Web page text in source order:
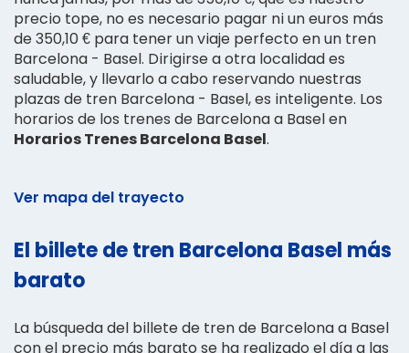
precio tope, no es necesario pagar ni un euros más
de 350,10 € para tener un viaje perfecto en un tren
Barcelona - Basel. Dirigirse a otra localidad es
saludable, y llevarlo a cabo reservando nuestras
plazas de tren Barcelona - Basel, es inteligente. Los
horarios de los trenes de Barcelona a Basel en
Horarios Trenes Barcelona Basel.
Ver mapa del trayecto
El billete de tren Barcelona Basel más
barato
La búsqueda del billete de tren de Barcelona a Basel
con el precio más barato se ha realizado el día a las